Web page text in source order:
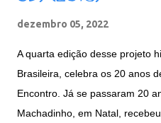
dezembro 05, 2022
A quarta edição desse projeto
Brasileira, celebra os 20 anos
Encontro. Já se passaram 20
Machadinho, em Natal,